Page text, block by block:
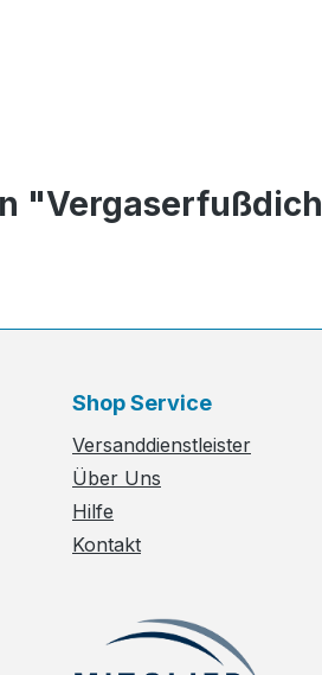
Shop Service
Versanddienstleister
Über Uns
Hilfe
Kontakt